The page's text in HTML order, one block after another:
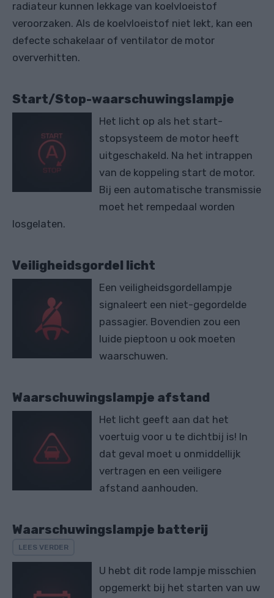
radiateur kunnen lekkage van koelvloeistof
veroorzaken. Als de koelvloeistof niet lekt, kan een
defecte schakelaar of ventilator de motor
oververhitten.
Start/Stop-waarschuwingslampje
Het licht op als het start-
stopsysteem de motor heeft
uitgeschakeld. Na het intrappen
van de koppeling start de motor.
Bij een automatische transmissie
moet het rempedaal worden
losgelaten.
Veiligheidsgordel licht
Een veiligheidsgordellampje
signaleert een niet-gegordelde
passagier. Bovendien zou een
luide pieptoon u ook moeten
waarschuwen.
Waarschuwingslampje afstand
Het licht geeft aan dat het
voertuig voor u te dichtbij is! In
dat geval moet u onmiddellijk
vertragen en een veiligere
afstand aanhouden.
Waarschuwingslampje batterij
LEES VERDER
U hebt dit rode lampje misschien
opgemerkt bij het starten van uw